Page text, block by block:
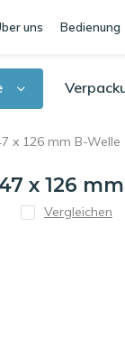
uns Bedienung
x 126 mm B-Welle
x 126
Vergleichen